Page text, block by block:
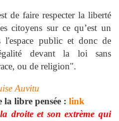
de faire respecter la liberté
citoyens sur ce qu’est un
l'espace public et donc de
devant la loi sans
ou de religion".
Auvitu
libre pensée : link
droite et son extrème qui